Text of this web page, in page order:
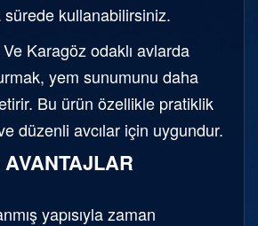
sürede kullanabilirsiniz.
Karagöz odaklı avlarda
yem sunumunu daha
Bu ürün özellikle pratiklik
düzenli avcılar için uygundur.
yapısıyla zaman